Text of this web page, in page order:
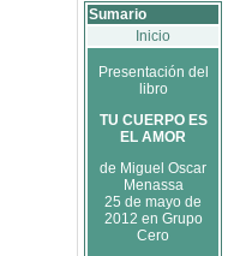
Sumario
Inicio
Presentación del
libro
TU CUERPO ES
EL AMOR
de Miguel Oscar
Menassa
25 de mayo de
2012 en Grupo
Cero